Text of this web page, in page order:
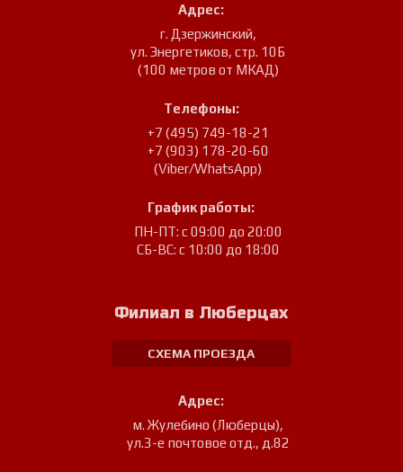
Адрес:
г. Дзержинский,
ул. Энергетиков, стр. 10Б
(100 метров от МКАД)
Телефоны:
+7 (495) 749-18-21
+7 (903) 178-20-60
(Viber/WhatsApp)
График работы:
ПН-ПТ: с 09:00 до 20:00
СБ-ВС: с 10:00 до 18:00
Филиал в Люберцах
СХЕМА ПРОЕЗДА
Адрес:
м. Жулебино (Люберцы),
ул.3-е почтовое отд., д.82